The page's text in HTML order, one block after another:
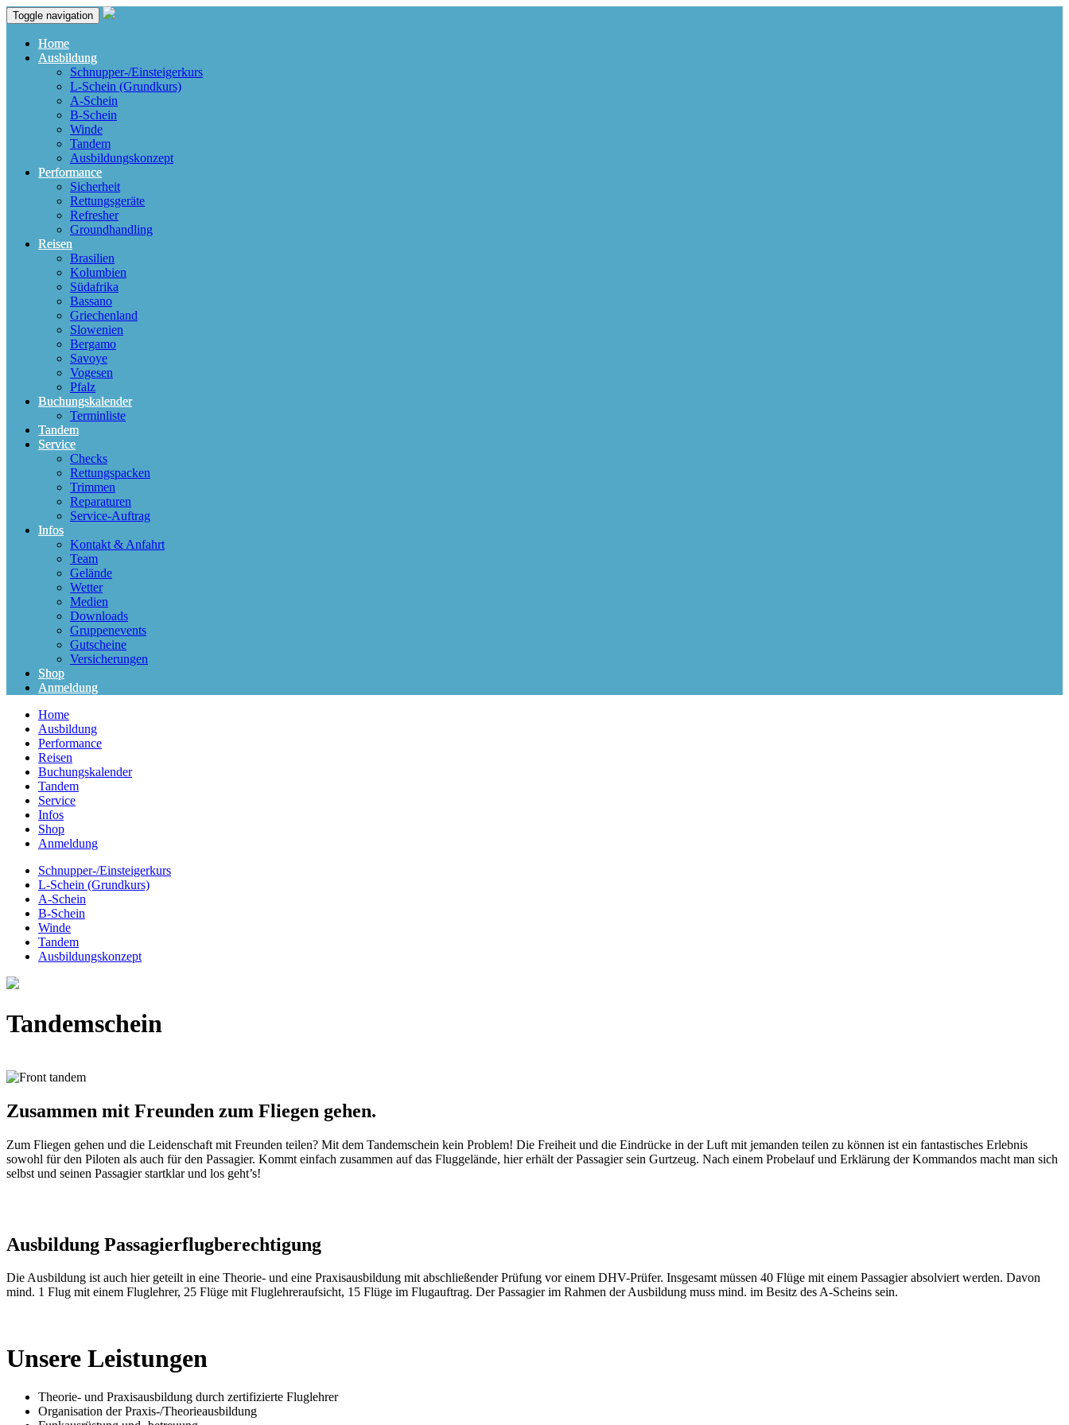
Toggle navigation
Home
Ausbildung
Schnupper-/Einsteigerkurs
L-Schein (Grundkurs)
A-Schein
B-Schein
Winde
Tandem
Ausbildungskonzept
Performance
Sicherheit
Rettungsgeräte
Refresher
Groundhandling
Reisen
Brasilien
Kolumbien
Südafrika
Bassano
Griechenland
Slowenien
Bergamo
Savoye
Vogesen
Pfalz
Buchungskalender
Terminliste
Tandem
Service
Checks
Rettungspacken
Trimmen
Reparaturen
Service-Auftrag
Infos
Kontakt & Anfahrt
Team
Gelände
Wetter
Medien
Downloads
Gruppenevents
Gutscheine
Versicherungen
Shop
Anmeldung
Home
Ausbildung
Performance
Reisen
Buchungskalender
Tandem
Service
Infos
Shop
Anmeldung
Schnupper-/Einsteigerkurs
L-Schein (Grundkurs)
A-Schein
B-Schein
Winde
Tandem
Ausbildungskonzept
Tandemschein
Zusammen mit Freunden zum Fliegen gehen.
Zum Fliegen gehen und die Leidenschaft mit Freunden teilen? Mit dem Tandemschein kein Problem! Die Freiheit und die Eindrücke in der Luft mit jemanden teilen zu können ist ein fantastisches Erlebnis
sowohl für den Piloten als auch für den Passagier. Kommt einfach zusammen auf das Fluggelände, hier erhält der Passagier sein Gurtzeug. Nach einem Probelauf und Erklärung der Kommandos macht man sich
selbst und seinen Passagier startklar und los geht’s!
Ausbildung Passagierflugberechtigung
Die Ausbildung ist auch hier geteilt in eine Theorie- und eine Praxisausbildung mit abschließender Prüfung vor einem DHV-Prüfer. Insgesamt müssen 40 Flüge mit einem Passagier absolviert werden. Davon
mind. 1 Flug mit einem Fluglehrer, 25 Flüge mit Fluglehreraufsicht, 15 Flüge im Flugauftrag. Der Passagier im Rahmen der Ausbildung muss mind. im Besitz des A-Scheins sein.
Unsere Leistungen
Theorie- und Praxisausbildung durch zertifizierte Fluglehrer
Organisation der Praxis-/Theorieausbildung